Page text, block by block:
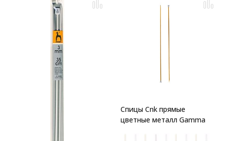
Спицы Cnk прямые
цветные металл Gamma